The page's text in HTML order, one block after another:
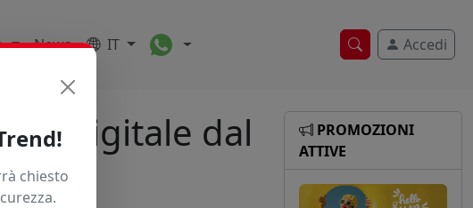
Ricerca veloce
Accedi
News IT Toggle Dropdown
digitale dal
PROMOZIONI
ATTIVE
chiesto